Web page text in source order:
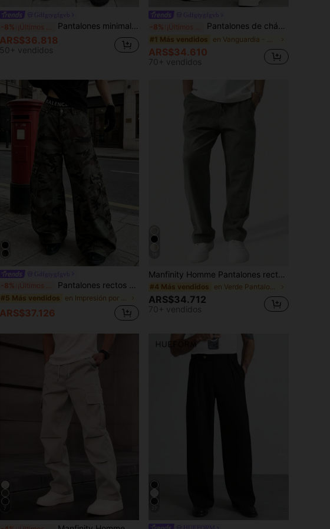
-8% Pantalones minimalistas de camuflaje para hombres, pantalones rectos de moda casuales para uso al aire libre
ARS$36.818
50+ vendidos
-8% Pantalones de chándal rectos y sueltos con estampado para hombre, primavera/verano
#1 Más vendidos
ARS$34.610
70+ vendidos
-8% Pantalones rectos casuales para hombre, pantalones cargo de camuflaje para exteriores, primavera/otoño
#5 Más vendidos
ARS$37.126
Manfinity Homme Pantalones rectos de cintura con cordón de unicolor y holgados para hombre
#4 Más vendidos
ARS$34.712
70+ vendidos
7